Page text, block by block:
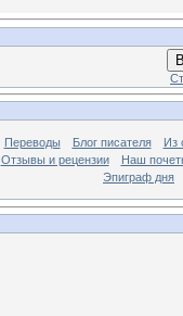
Переводы Блог писателя
Из
Отзывы и рецензии
Наш
Эпиграф дня